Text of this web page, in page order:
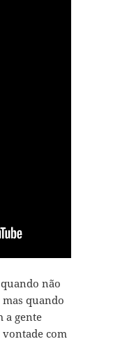
não
quando
a gente
com